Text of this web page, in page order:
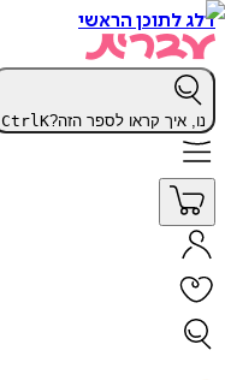
דלג לתוכן הראשי
נו, איך קראו לספר הזה? CtrlK